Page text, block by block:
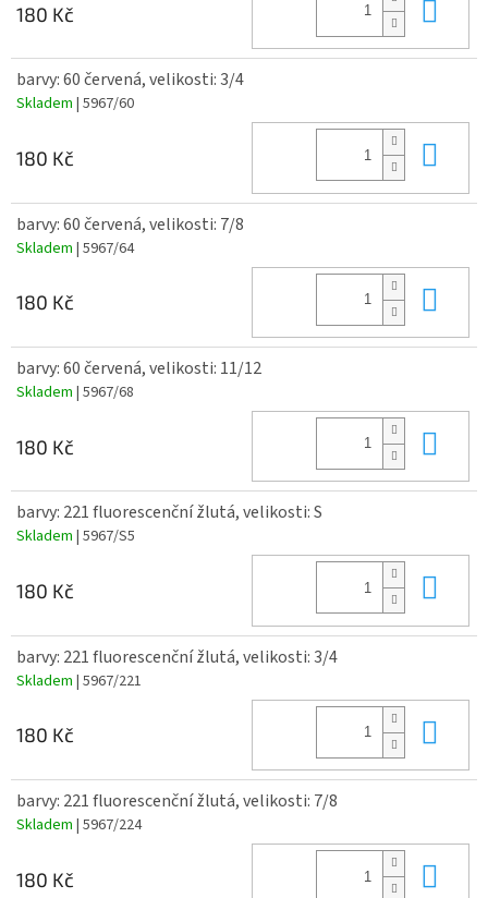
180 Kč
barvy: 60 červená, velikosti: 3/4
Skladem | 5967/60
180 Kč
barvy: 60 červená, velikosti: 7/8
Skladem | 5967/64
180 Kč
barvy: 60 červená, velikosti: 11/12
Skladem | 5967/68
180 Kč
barvy: 221 fluorescenční žlutá, velikosti: S
Skladem | 5967/S5
180 Kč
barvy: 221 fluorescenční žlutá, velikosti: 3/4
Skladem | 5967/221
180 Kč
barvy: 221 fluorescenční žlutá, velikosti: 7/8
Skladem | 5967/224
180 Kč